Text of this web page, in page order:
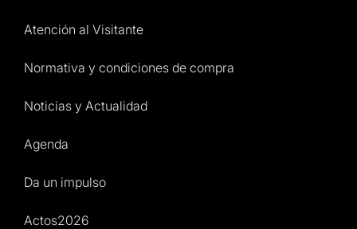
Atención al Visitante
Normativa y condiciones de compra
Noticias y Actualidad
Agenda
Da un impulso
Actos2026